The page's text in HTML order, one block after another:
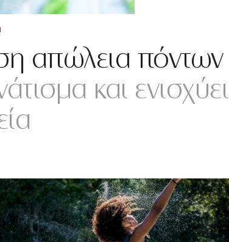
απώλεια πόντων
και ενισχύει